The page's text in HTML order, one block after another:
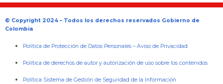
© Copyright 2024 – Todos los derechos reservados Gobierno de
Colombia
Política de Protección de Datos Personales –Aviso de Privacidad
Política de derechos de autor y autorización de uso sobre los contenidos
Política Sistema de Gestión de Seguridad de la Información